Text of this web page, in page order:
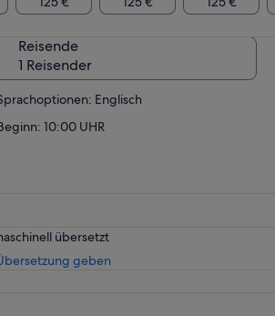
Reisende
1 Reisender
Englisch
10:00 UHR
übersetzt
gebenWird